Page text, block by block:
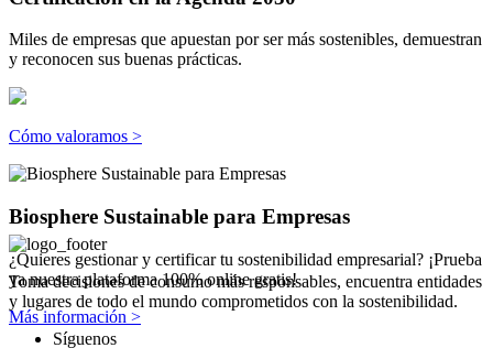
Miles de empresas que apuestan por ser más sostenibles, demuestran
y reconocen sus buenas prácticas.
Cómo valoramos >
Biosphere Sustainable para Empresas
¿Quieres gestionar y certificar tu sostenibilidad empresarial? ¡Prueba
ya nuestra plataforma 100% online gratis!
Más información >
Toma decisiones de consumo más responsables, encuentra entidades
y lugares de todo el mundo comprometidos con la sostenibilidad.
Síguenos